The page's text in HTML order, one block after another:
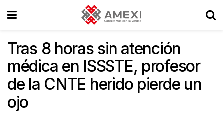
Tras 8 horas sin atención
médica en ISSSTE, profesor
de la CNTE herido pierde un
ojo